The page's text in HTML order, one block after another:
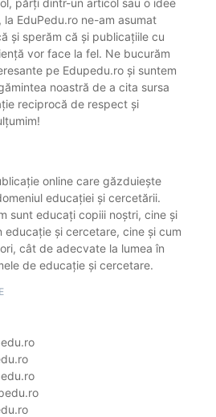
părți dintr-un articol sau o idee
EduPedu.ro ne-am asumat
și sperăm că și publicațiile cu
vor face la fel. Ne bucurăm
pe Edupedu.ro și suntem
noastră de a cita sursa
reciprocă de respect și
online care găzduiește
educației și cercetării.
sunt educați copiii noștri, cine și
și cercetare, cine și cum
cât de adecvate la lumea în
de educație și cercetare.